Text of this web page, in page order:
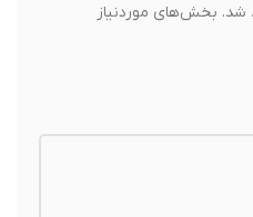
بخش‌های موردنیاز